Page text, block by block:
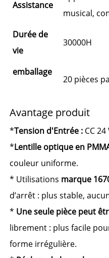
Assistance
musical,
Durée de
vie
30000H
emballage
20 pièces
Avantage produit
*Tension d'Entrée : CC
*Lentille optique en
couleur uniforme.
* Utilisations marque
d’arrêt : plus stable,
* Une seule pièce peut
librement : plus facile
forme irrégulière.